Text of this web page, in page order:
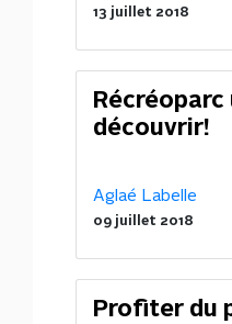
13 juillet 2018
Récréoparc
découvrir!
Aglaé Labelle
09 juillet 2018
Profiter du